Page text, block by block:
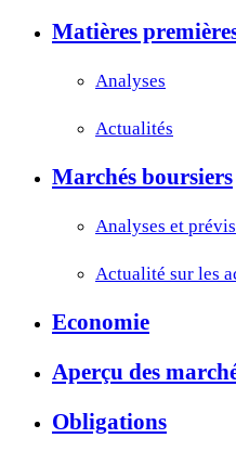
Matières
Analyses
Actualités
Marchés boursiers
Analyses et
Actualité sur les
Economie
Aperçu des
Obligations